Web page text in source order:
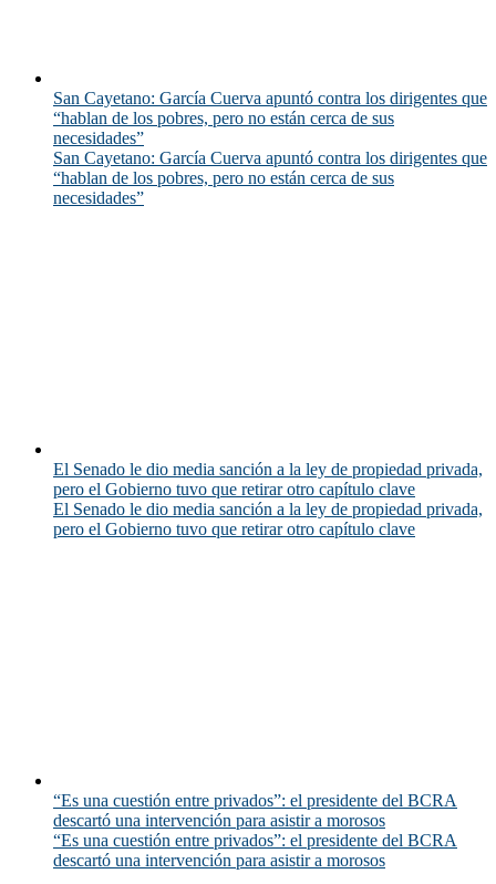
San Cayetano: García Cuerva apuntó contra los dirigentes que
“hablan de los pobres, pero no están cerca de sus
necesidades”
San Cayetano: García Cuerva apuntó contra los dirigentes que
“hablan de los pobres, pero no están cerca de sus
necesidades”
El Senado le dio media sanción a la ley de propiedad privada,
pero el Gobierno tuvo que retirar otro capítulo clave
El Senado le dio media sanción a la ley de propiedad privada,
pero el Gobierno tuvo que retirar otro capítulo clave
“Es una cuestión entre privados”: el presidente del BCRA
descartó una intervención para asistir a morosos
“Es una cuestión entre privados”: el presidente del BCRA
descartó una intervención para asistir a morosos